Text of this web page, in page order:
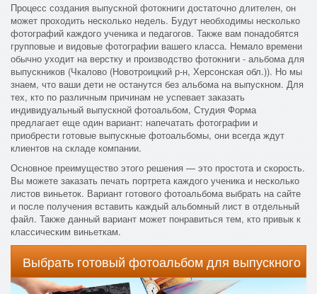
Процесс создания выпускной фотокниги достаточно длителен, он
может проходить несколько недель. Будут необходимы несколько
фотографий каждого ученика и педагогов. Также вам понадобятся
групповые и видовые фотографии вашего класса. Немало времени
обычно уходит на верстку и производство фотокниги - альбома для
выпускников (Чкалово (Новотроицкий р-н, Херсонская обл.)). Но мы
знаем, что ваши дети не останутся без альбома на выпускном. Для
тех, кто по различным причинам не успевает заказать
индивидуальный выпускной фотоальбом, Студия Форма
предлагает еще один вариант: напечатать фотографии и
приобрести готовые выпускные фотоальбомы, они всегда ждут
клиентов на складе компании.
Основное преимущество этого решения — это простота и скорость.
Вы можете заказать печать портрета каждого ученика и несколько
листов виньеток. Вариант готового фотоальбома выбрать на сайте
и после получения вставить каждый альбомный лист в отдельный
файл. Также данный вариант может понравиться тем, кто привык к
классическим виньеткам.
Выбрать готовый фотоальбом для выпускного